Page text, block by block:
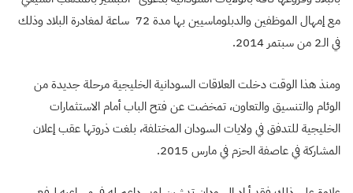
مع إمهال الموظفين والدبلوماسيين بها مدة 72 ساعة لمغادرة البلاد وذلك
في الـ2 من سبتمر 2014.
ومنذ هذا الوقت دخلت العلاقات السودانية الخليجية مرحلة جديدة من
الوئام والتنسيق والتعاون، تمخضت عن فتح الباب أمام الاستثمارات
الخليجية للتدفق في ولايات السودان المختلفة، بلغت ذروتها عقب إعلان
المشاركة في عاصفة الحزم في مارس 2015.